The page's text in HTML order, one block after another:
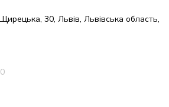
30, Львів, Львівська область,